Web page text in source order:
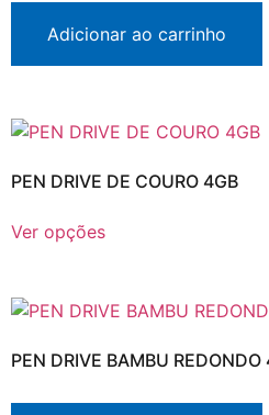
Adicionar ao carrinho
PEN DRIVE DE COURO 4GB
Ver opções
PEN DRIVE BAMBU